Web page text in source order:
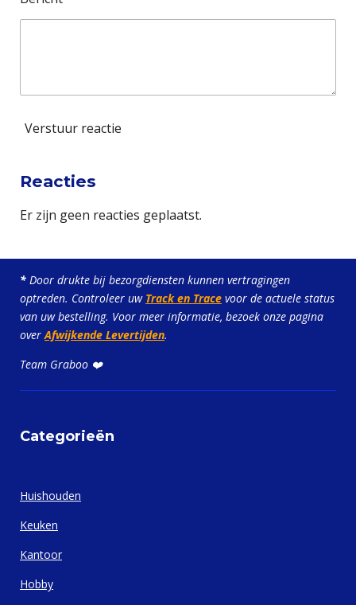
Verstuur reactie
Reacties
Er zijn geen reacties geplaatst.
* Door drukte bij bezorgdiensten kunnen vertragingen
optreden. Controleer uw Track en Trace voor de actuele status
van uw bestelling. Voor meer informatie, bezoek onze pagina
overAfwijkende Levertijden.
Team Graboo ❤️
Categorieën
Huishouden
Keuken
Kantoor
Hobby